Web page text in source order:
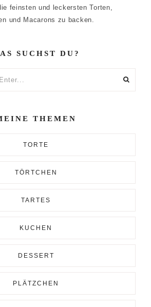
feinsten und leckersten Torten,
und Macarons zu backen.
SUCHST DU?
THEMEN
TORTE
TÖRTCHEN
TARTES
KUCHEN
DESSERT
PLÄTZCHEN